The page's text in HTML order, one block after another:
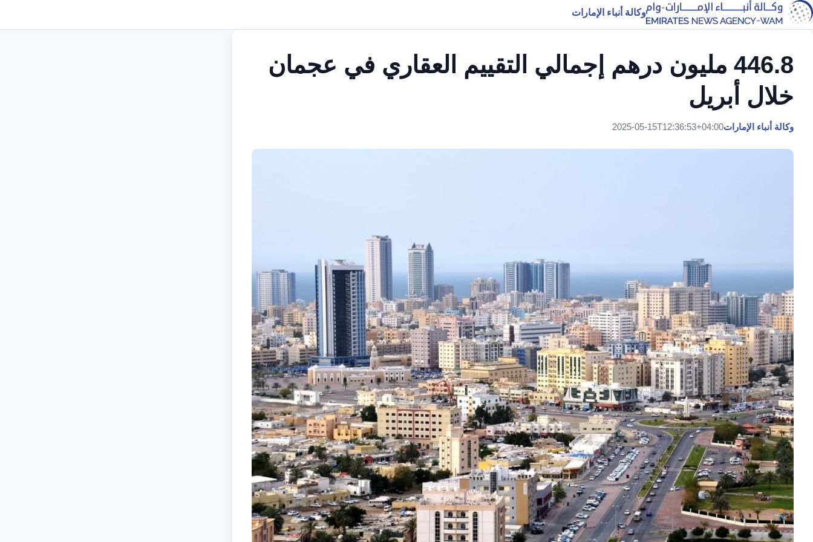
وكالة أنباء الإمارات
446.8 مليون درهم إجمالي التقييم العقاري في عجمان
خلال أبريل
وكالة أنباء الإمارات2025-05-15T12:36:53+04:00